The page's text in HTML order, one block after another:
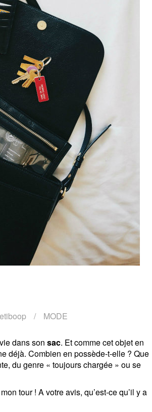
MODE
dans son sac. Et comme cet objet en
déjà. Combien en possède-t-elle ? Que
du genre « toujours chargée » ou se
tour ! A votre avis, qu’est-ce qu’il y a